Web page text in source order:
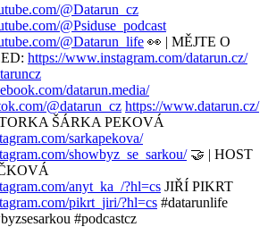
@Datarun_cz
@Psiduse_podcast
@Datarun_life 👀 | MĚJTE O
https://www.instagram.com/datarun.cz/
datarun.media/
@datarun_cz https://www.datarun.cz/
ŠÁRKA PEKOVÁ
sarkapekova/
showbyz_se_sarkou/🤝 | HOST
anyt_ka_/?hl=cs JIŘÍ PIKRT
pikrt_jiri/?hl=cs #datarunlife
#podcastcz